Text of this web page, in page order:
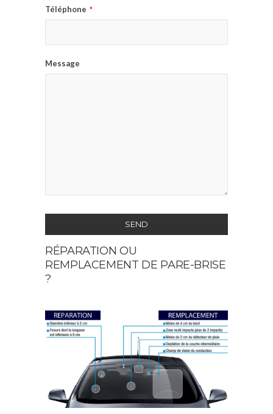
Téléphone *
Message
SEND
This
field
should
left
blank
RÉPARATION OU
REMPLACEMENT DE PARE-BRISE
?